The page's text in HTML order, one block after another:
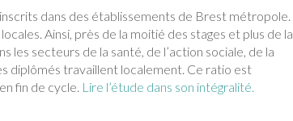
dans des établissements de Brest métropole.
Ainsi, près de la moitié des stages et plus de la
secteurs de la santé, de l’action sociale, de la
diplômés travaillent localement. Ce ratio est
fin de cycle. Lire l’étude dans son intégralité.